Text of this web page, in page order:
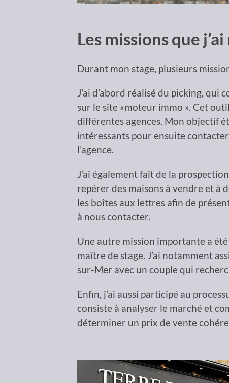
Les missions que
Durant mon stage, plusieurs
J’ai d’abord réalisé du picking,
sur le site «moteur immo ». Cet
différentes agences. Mon objectif
intéressants pour ensuite
l’agence.
J’ai également fait de la
repérer des maisons à vendre et à
les boîtes aux lettres afin de
à nous contacter.
Une autre mission importante a
maître de stage. J’ai notamment
sur-Mer avec un couple qui
Enfin, j’ai aussi participé au
consiste à analyser le marché et
déterminer un prix de vente